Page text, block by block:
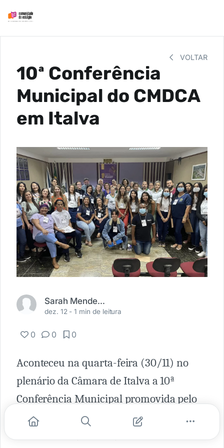
VOLTAR
10ª Conferência
Municipal do CMDCA
em Italva
Sarah Mendes Nogueira
dez. 12 -1 min de leitura
0 0 0
Aconteceu na quarta-feira (30/11) no
plenário da Câmara de Italva a 10ª
Conferência Municipal promovida pelo
Conselho de Direitos da Criança e do